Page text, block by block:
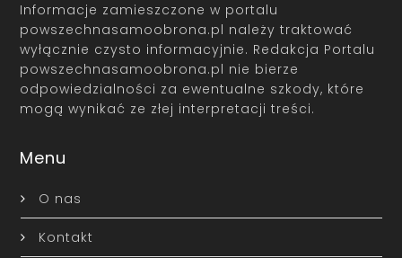
Informacje zamieszczone w portalu
powszechnasamoobrona.pl należy traktować
wyłącznie czysto informacyjnie. Redakcja Portalu
powszechnasamoobrona.pl nie bierze
odpowiedzialności za ewentualne szkody, które
mogą wynikać ze złej interpretacji treści.
Menu
O nas
Kontakt